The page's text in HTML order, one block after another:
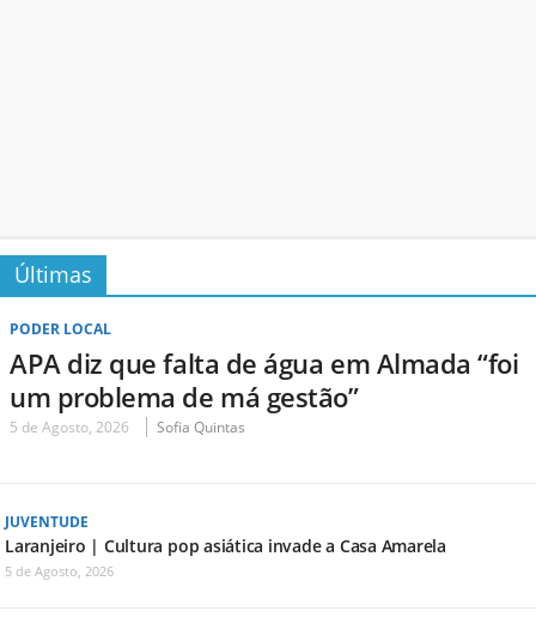
Últimas
PODER LOCAL
APA diz que falta de água em Almada “foi
um problema de má gestão”
5 de Agosto, 2026 Sofia Quintas
JUVENTUDE
Laranjeiro | Cultura pop asiática invade a Casa Amarela
5 de Agosto, 2026